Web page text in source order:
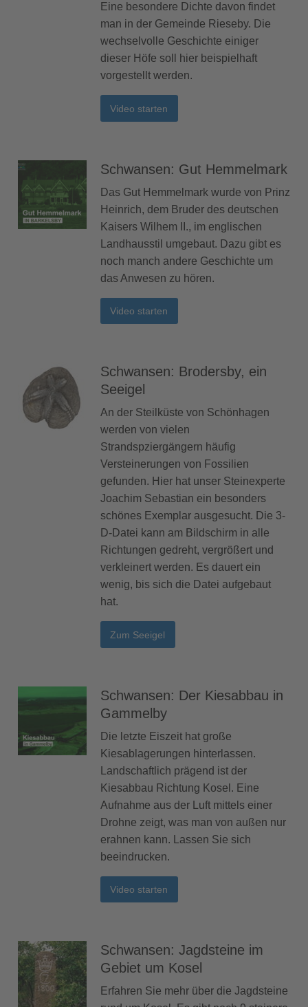
Eine besondere Dichte davon findet
man in der Gemeinde Rieseby. Die
wechselvolle Geschichte einiger
dieser Höfe soll hier beispielhaft
vorgestellt werden.
Video starten
Schwansen: Gut Hemmelmark
Das Gut Hemmelmark wurde von Prinz
Heinrich, dem Bruder des deutschen
Kaisers Wilhem II., im englischen
Landhausstil umgebaut. Dazu gibt es
noch manch andere Geschichte um
das Anwesen zu hören.
Video starten
Schwansen: Brodersby, ein
Seeigel
An der Steilküste von Schönhagen
werden von vielen
Strandspziergängern häufig
Versteinerungen von Fossilien
gefunden. Hier hat unser Steinexperte
Joachim Sebastian ein besonders
schönes Exemplar ausgesucht. Die 3-
D-Datei kann am Bildschirm in alle
Richtungen gedreht, vergrößert und
verkleinert werden. Es dauert ein
wenig, bis sich die Datei aufgebaut
hat.
Zum Seeigel
Schwansen: Der Kiesabbau in
Gammelby
Die letzte Eiszeit hat große
Kiesablagerungen hinterlassen.
Landschaftlich prägend ist der
Kiesabbau Richtung Kosel. Eine
Aufnahme aus der Luft mittels einer
Drohne zeigt, was man von außen nur
erahnen kann. Lassen Sie sich
beeindrucken.
Video starten
Schwansen: Jagdsteine im
Gebiet um Kosel
Erfahren Sie mehr über die Jagdsteine